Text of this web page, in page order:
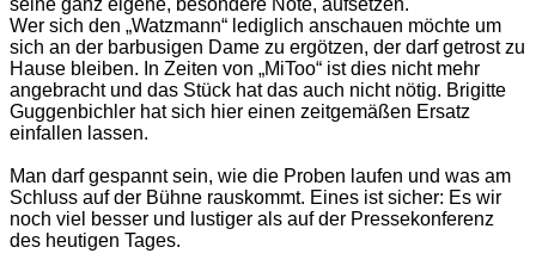
seine ganz eigene, besondere Note, aufsetzen.
Wer sich den „Watzmann“ lediglich anschauen möchte um
sich an der barbusigen Dame zu ergötzen, der darf getrost zu
Hause bleiben. In Zeiten von „MiToo“ ist dies nicht mehr
angebracht und das Stück hat das auch nicht nötig. Brigitte
Guggenbichler hat sich hier einen zeitgemäßen Ersatz
einfallen lassen.
Man darf gespannt sein, wie die Proben laufen und was am
Schluss auf der Bühne rauskommt. Eines ist sicher: Es wir
noch viel besser und lustiger als auf der Pressekonferenz
des heutigen Tages.